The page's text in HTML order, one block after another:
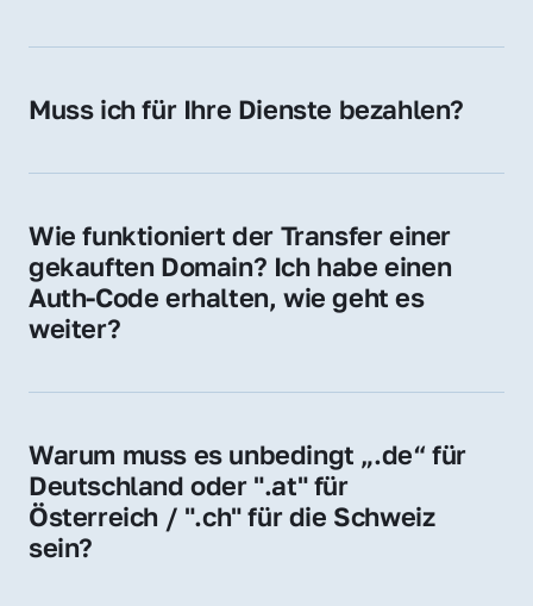
späteren Betrieb der Domain (z. B. beim
Gebühren an. Diese bewegen sich für .de
Muss ich für Ihre Dienste bezahlen?
der Domain – ohne zusätzliche Vermittlungs-
Wie funktioniert der Transfer einer
gekauften Domain? Ich habe einen
Auth-Code erhalten, wie geht es
weiter?
Provider, die Domain zu übernehmen. Gerne
schnellen Prozess.
Warum muss es unbedingt „.de“ für
Deutschland oder ".at" für
Österreich / ".ch" für die Schweiz
sein?